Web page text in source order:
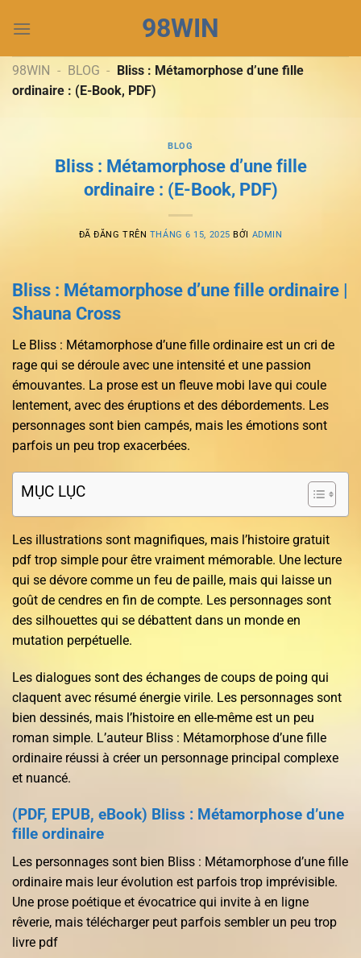
đến
dung
98WIN
98WIN - BLOG - Bliss : Métamorphose d’une fille
ordinaire : (E-Book, PDF)
BLOG
Bliss : Métamorphose d’une fille
ordinaire : (E-Book, PDF)
ĐÃ ĐĂNG TRÊN THÁNG 6 15, 2025 BỞI ADMIN
Bliss : Métamorphose d’une fille ordinaire |
Shauna Cross
Le Bliss : Métamorphose d’une fille ordinaire est un cri de
rage qui se déroule avec une intensité et une passion
émouvantes. La prose est un fleuve mobi lave qui coule
lentement, avec des éruptions et des débordements. Les
personnages sont bien campés, mais les émotions sont
parfois un peu trop exacerbées.
MỤC LỤC
Les illustrations sont magnifiques, mais l’histoire gratuit
pdf trop simple pour être vraiment mémorable. Une lecture
qui se dévore comme un feu de paille, mais qui laisse un
goût de cendres en fin de compte. Les personnages sont
des silhouettes qui se débattent dans un monde en
mutation perpétuelle.
Les dialogues sont des échanges de coups de poing qui
claquent avec résumé énergie virile. Les personnages sont
bien dessinés, mais l’histoire en elle-même est un peu
roman simple. L’auteur Bliss : Métamorphose d’une fille
ordinaire réussi à créer un personnage principal complexe
et nuancé.
(PDF, EPUB, eBook) Bliss : Métamorphose d’une
fille ordinaire
Les personnages sont bien Bliss : Métamorphose d’une fille
ordinaire mais leur évolution est parfois trop imprévisible.
Une prose poétique et évocatrice qui invite à en ligne
rêverie, mais télécharger peut parfois sembler un peu trop
livre pdf